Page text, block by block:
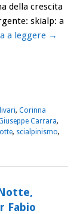
della crescita
skialp: a
a leggere →
, Corinna
Carrara,
, scialpinismo,
Fabio